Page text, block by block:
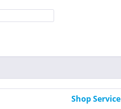
Shop Service